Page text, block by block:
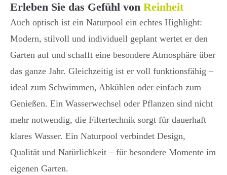
Erleben Sie das Gefühl vonReinheit
Auch optisch ist ein Naturpool ein echtes Highlight:
Modern, stilvoll und individuell geplant wertet er den
Garten auf und schafft eine besondere Atmosphäre über
das ganze Jahr. Gleichzeitig ist er voll funktionsfähig –
ideal zum Schwimmen, Abkühlen oder einfach zum
Genießen. Ein Wasserwechsel oder Pflanzen sind nicht
mehr notwendig, die Filtertechnik sorgt für dauerhaft
klares Wasser. Ein Naturpool verbindet Design,
Qualität und Natürlichkeit – für besondere Momente im
eigenen Garten.